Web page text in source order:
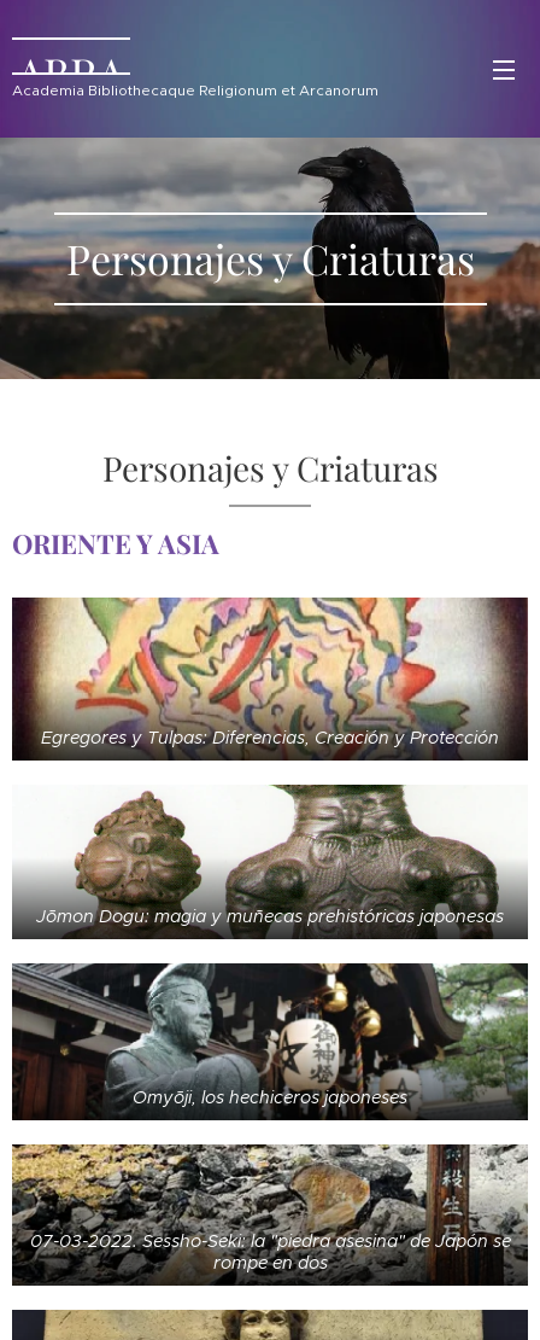
ABRA
Academia Bibliothecaque Religionum et Arcanorum
Personajes y Criaturas
Personajes y Criaturas
ORIENTE Y ASIA
Egregores y Tulpas: Diferencias, Creación y Protección
Jōmon Dogu: magia y muñecas prehistóricas japonesas
Omyōji, los hechiceros japoneses
07-03-2022. Sessho-Seki: la "piedra asesina" de Japón se
rompe en dos